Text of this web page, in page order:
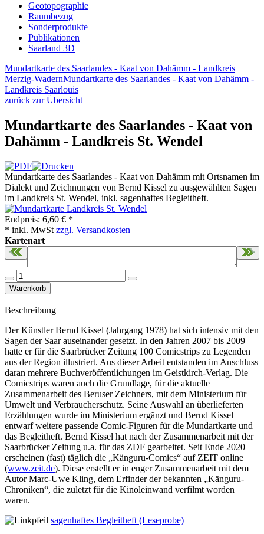
Geotopographie
Raumbezug
Sonderprodukte
Publikationen
Saarland 3D
Mundartkarte des Saarlandes - Kaat von Dahämm - Landkreis
Merzig-WadernMundartkarte des Saarlandes - Kaat von Dahämm -
Landkreis Saarlouis
zurück zur Übersicht
Mundartkarte des Saarlandes - Kaat von
Dahämm - Landkreis St. Wendel
Mundartkarte des Saarlandes - Kaat von Dahämm mit Ortsnamen im
Dialekt und Zeichnungen von Bernd Kissel zu ausgewählten Sagen
im Landkreis St. Wendel, inkl. sagenhaftes Begleitheft.
Endpreis: 6,60 € *
* inkl. MwSt zzgl. Versandkosten
Kartenart
Beschreibung
Der Künstler Bernd Kissel (Jahrgang 1978) hat sich intensiv mit den
Sagen der Saar auseinander gesetzt. In den Jahren 2007 bis 2009
hatte er für die Saarbrücker Zeitung 100 Comicstrips zu Legenden
aus der Region illustriert. Aus dieser Arbeit entstanden im Anschluss
daran mehrere Buchveröffentlichungen im Geistkirch-Verlag. Die
Comicstrips waren auch die Grundlage, für die aktuelle
Zusammenarbeit des Beruser Zeichners, mit dem Ministerium für
Umwelt und Verbraucherschutz. Seine Auswahl an überlieferten
Erzählungen wurde im Ministerium ergänzt und Bernd Kissel
entwarf weitere passende Comic-Figuren für die Mundartkarte und
das Begleitheft. Bernd Kissel hat nach der Zusammenarbeit mit der
Saarbrücker Zeitung u.a. für das ZDF gearbeitet. Seit Ende 2020
erscheinen (fast) täglich die „Känguru-Comics“ auf ZEIT online
(www.zeit.de). Diese erstellt er in enger Zusammenarbeit mit dem
Autor Marc-Uwe Kling, dem Erfinder der bekannten „Känguru-
Chroniken“, die zuletzt für die Kinoleinwand verfilmt worden
waren.
sagenhaftes Begleitheft (Leseprobe)